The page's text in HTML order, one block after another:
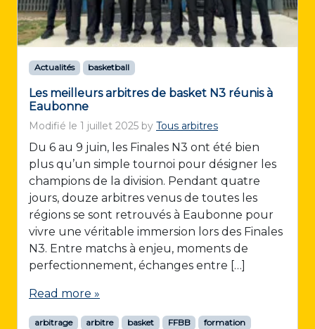
Actualités basketball
Les meilleurs arbitres de basket N3 réunis à
Eaubonne
Modifié le 1 juillet 2025 by Tous arbitres
Du 6 au 9 juin, les Finales N3 ont été bien
plus qu’un simple tournoi pour désigner les
champions de la division. Pendant quatre
jours, douze arbitres venus de toutes les
régions se sont retrouvés à Eaubonne pour
vivre une véritable immersion lors des Finales
N3. Entre matchs à enjeu, moments de
perfectionnement, échanges entre […]
Read more »
arbitrage arbitre basket FFBB
formation